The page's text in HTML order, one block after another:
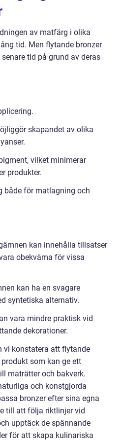
av matfärg i olika
tid. Men flytande bronzer
tid på grund av deras
skapandet av olika
vilket minimerar
produkter.
både för matlagning och
kan innehålla tillsatser
obekväma för vissa
kan ha en svagare
syntetiska alternativ.
vara mindre praktisk vid
dekorationer.
vi konstatera att flytande
som kan ge ett
maträtter och bakverk.
och konstgjorda
bronzer efter sina egna
till att följa riktlinjer vid
upptäck de spännande
för att skapa kulinariska